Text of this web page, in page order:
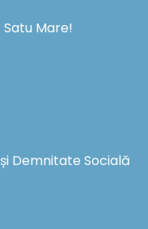
Mare!
Demnitate Socială